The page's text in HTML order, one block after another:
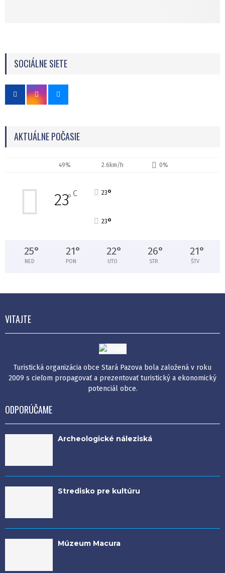
SOCIÁLNE SIETE
AKTUÁLNE POČASIE
49% 2.6km/h 0%
23° C 23°
23°
25°
NED
21°
PON
22°
UTO
26°
STR
21°
ŠTV
VITAJTE
Turistická organizácia obce Stará Pazova bola založená v roku
2009 s cieľom propagovať a prezentovať turistický a ekonomický
potenciál obce.
ODPORÚČAME
Archeologické náleziská
Stredisko pre kultúru
Múzeum Macura